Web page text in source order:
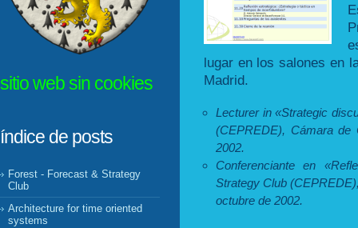
sitio web sin cookies
índice de posts
Forest - Forecast & Strategy
Club
Architecture for time oriented
systems
lugar en los salones en
Madrid.
Lecturer in «Strategic
(CEPREDE), Cámara de
2002.
Conferenciante en
Strategy Club
octubre de 2002.